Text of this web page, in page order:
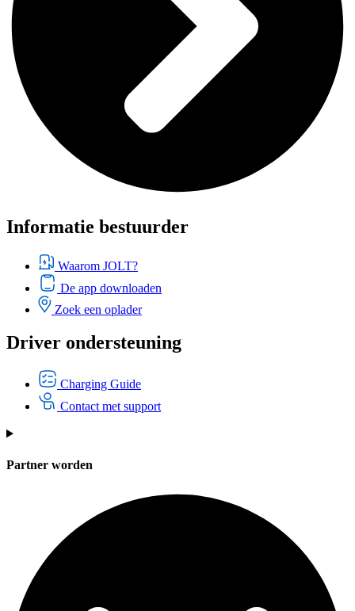
Informatie bestuurder
Waarom JOLT?
De app downloaden
Zoek een oplader
Driver ondersteuning
Charging Guide
Contact met support
Partner worden